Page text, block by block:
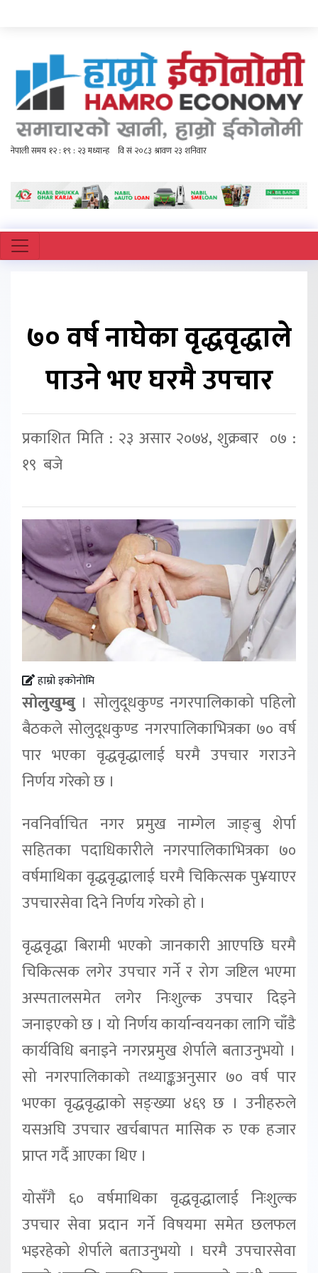
७० वर्ष नाघेका वृद्धवृद्धाले
पाउने भए घरमै उपचार
प्रकाशित मिति : २३ असार २०७४, शुक्रबार ०७ :
१९ बजे
हाम्रो इकोनोमि
सोलुखुम्बु। सोलुदूधकुण्ड नगरपालिकाको पहिलो
बैठकले सोलुदूधकुण्ड नगरपालिकाभित्रका ७० वर्ष
पार भएका वृद्धवृद्धालाई घरमै उपचार गराउने
निर्णय गरेको छ ।
नवनिर्वाचित नगर प्रमुख नाम्गेल जाङ्बु शेर्पा
सहितका पदाधिकारीले नगरपालिकाभित्रका ७०
वर्षमाथिका वृद्धवृद्धालाई घरमै चिकित्सक पु¥याएर
उपचारसेवा दिने निर्णय गरेको हो ।
वृद्धवृद्धा बिरामी भएको जानकारी आएपछि घरमै
चिकित्सक लगेर उपचार गर्ने र रोग जष्टिल भएमा
अस्पतालसमेत लगेर निःशुल्क उपचार दिइने
जनाइएको छ । यो निर्णय कार्यान्वयनका लागि चाँडै
कार्यविधि बनाइने नगरप्रमुख शेर्पाले बताउनुभयो ।
सो नगरपालिकाको तथ्याङ्कअनुसार ७० वर्ष पार
भएका वृद्धवृद्धाको सङ्ख्या ४६९ छ । उनीहरुले
यसअघि उपचार खर्चबापत मासिक रु एक हजार
प्राप्त गर्दै आएका थिए ।
योसँगै ६० वर्षमाथिका वृद्धवृद्धालाई निःशुल्क
उपचार सेवा प्रदान गर्ने विषयमा समेत छलफल
भइरहेको शेर्पाले बताउनुभयो । घरमै उपचारसेवा